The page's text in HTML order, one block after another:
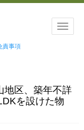
Toggle
責事項
区、築年不詳
を設けた物